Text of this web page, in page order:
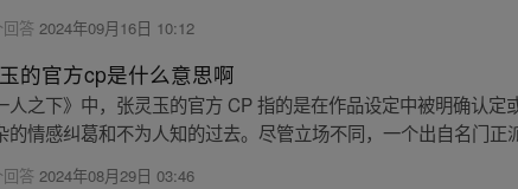
回答2024年09月16日 10:12
的官方cp是什么意思啊
人之下》中，张灵玉的官方 CP 指的是在作品设定中被明确认
的情感纠葛和不为人知的过去。尽管立场不同，一个出自名门正
回答2024年08月29日 03:46